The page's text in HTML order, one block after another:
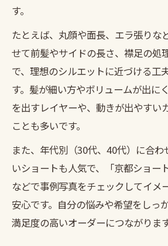
す。
たとえば、丸顔や面長、エラ張りな
せて前髪やサイドの長さ、襟足の処
で、理想のシルエットに近づける工
す。髪が細い方やボリュームが出に
を出すレイヤーや、動きが出やすい
ことも多いです。
また、年代別（30代、40代）に合
いショートも人気で、「京都ショー
などで事例写真をチェックしてイメ
安心です。自分の悩みや希望をしっ
満足度の高いオーダーにつながります